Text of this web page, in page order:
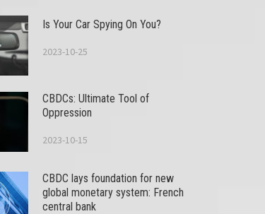
Is Your Car Spying On You?
2023-10-25
CBDCs: Ultimate Tool of
Oppression
2023-10-15
CBDC lays foundation for new
global monetary system: French
central bank